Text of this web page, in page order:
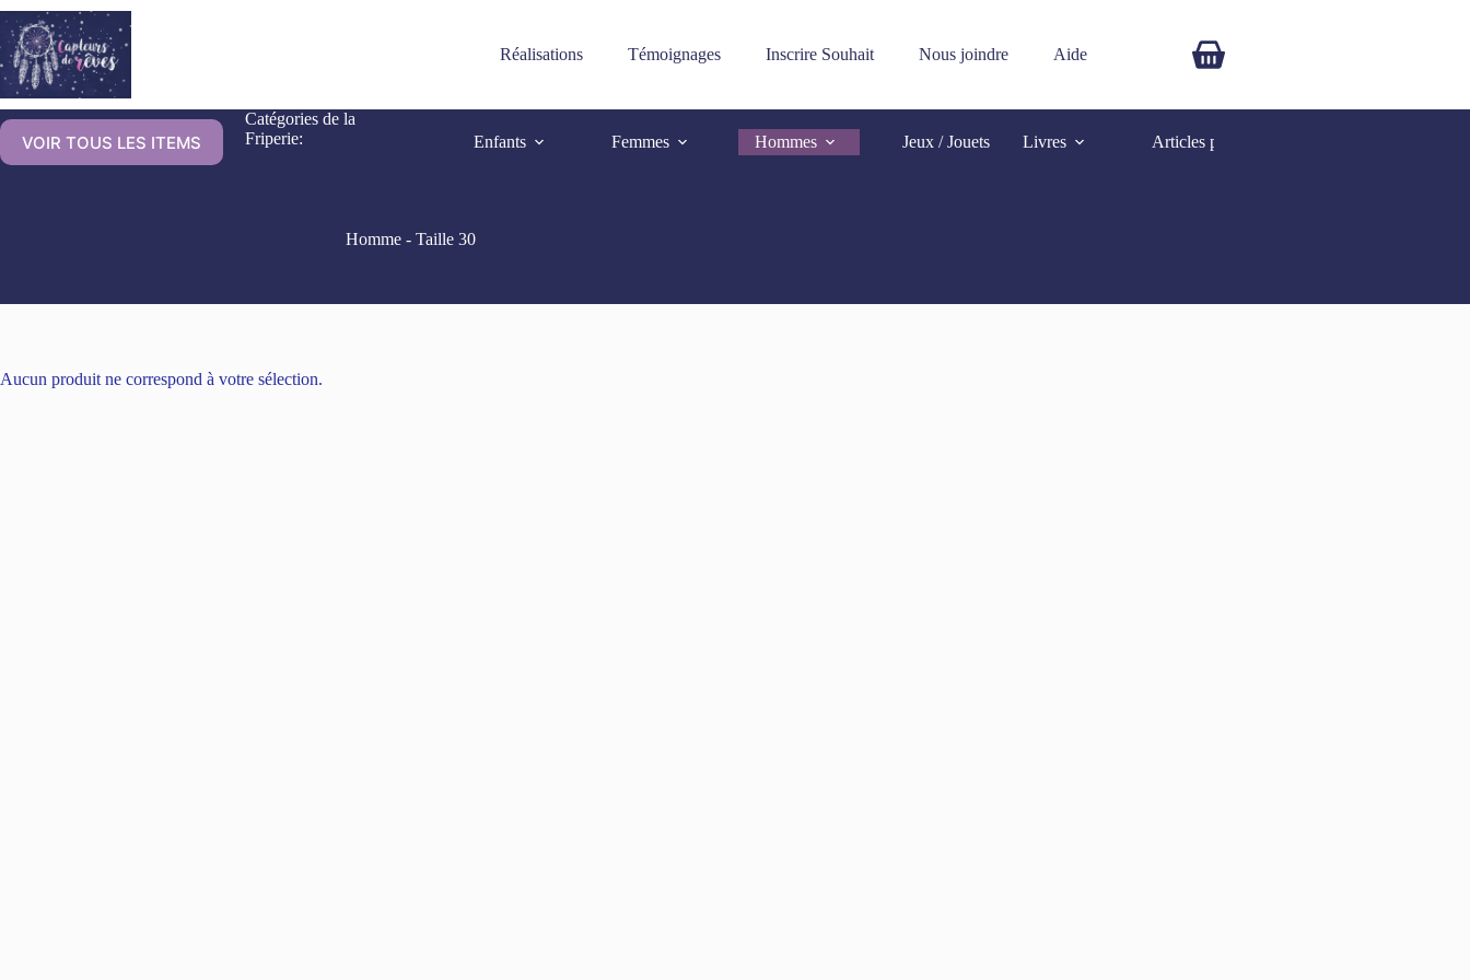
Réalisations Témoignages Inscrire Souhait Nous joindre Aide
VOIR TOUS LES ITEMS
Catégories de la
Friperie:
Enfants Femmes Hommes Jeux / Jouets Livres Articles promotionnels
Homme - Taille 30
Aucun produit ne correspond à votre sélection.